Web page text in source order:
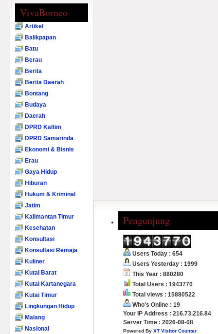
VivaBorneo
Artikel
Balikpapan
Batu
Berau
Berita
Berita Daerah
Bontang
Budaya
Daerah
DPRD Kaltim
DPRD Samarinda
Ekonomi & Bisnis
Erau
Gaya Hidup
Hiburan
Hukum & Kriminal
Jatim
Kalimantan Timur
Kesehatan
Konsultasi
Konsultasi Remaja
Kuliner
Kutai Barat
Kutai Kartanegara
Kutai Timur
Lingkungan Hidup
Malang
Nasional
Pengunjung
Users Today : 654
Users Yesterday : 1999
This Year : 880280
Total Users : 1943770
Total views : 15880522
Who's Online : 19
Your IP Address : 216.73.216.84
Server Time : 2026-08-08
Powered By XT Visitor Counter